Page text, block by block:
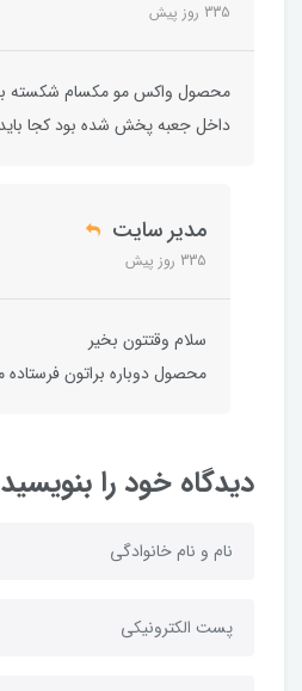
335 روز پیش
محصول واکس مو مکسام شکسته
داخل جعبه پخش شده بود کجا
مدیر سایت
335 روز پیش
سلام وقتتون بخیر
محصول دوباره براتون
دیدگاه خود را بنویسید